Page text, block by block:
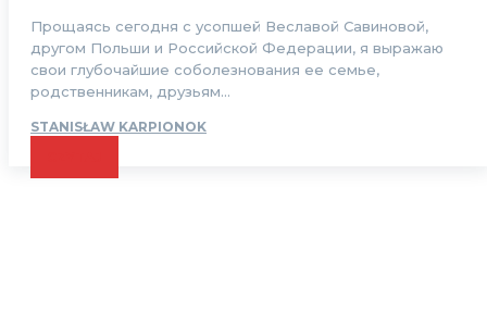
Прощаясь сегодня с усопшей Веславой Савиновой,
другом Польши и Российской Федерации, я выражаю
свои глубочайшие соболезнования ее семье,
родственникам, друзьям...
STANISŁAW KARPIONOK